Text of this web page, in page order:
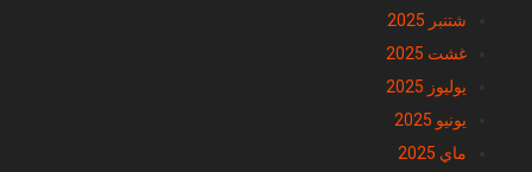
شتنبر 2025
غشت 2025
يوليوز 2025
يونيو 2025
ماي 2025